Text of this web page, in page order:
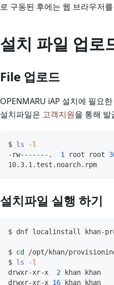
로 구동된 후에는 웹 브라우저
설치 파일 업로
File 업로드
OPENMARU iAP 설치에 필요
설치파일은 고객지원을 통해 발
$ ls
-l
-rw-------. 1 root root
10.3.1.test.noarch.rpm
설치파일 실행 하기
$ dnf localinstall khan-
$ cd
/opt/khan/
$ ls
-l
drwxr-xr-x 2 khan
drwxr-xr-x 16 khan